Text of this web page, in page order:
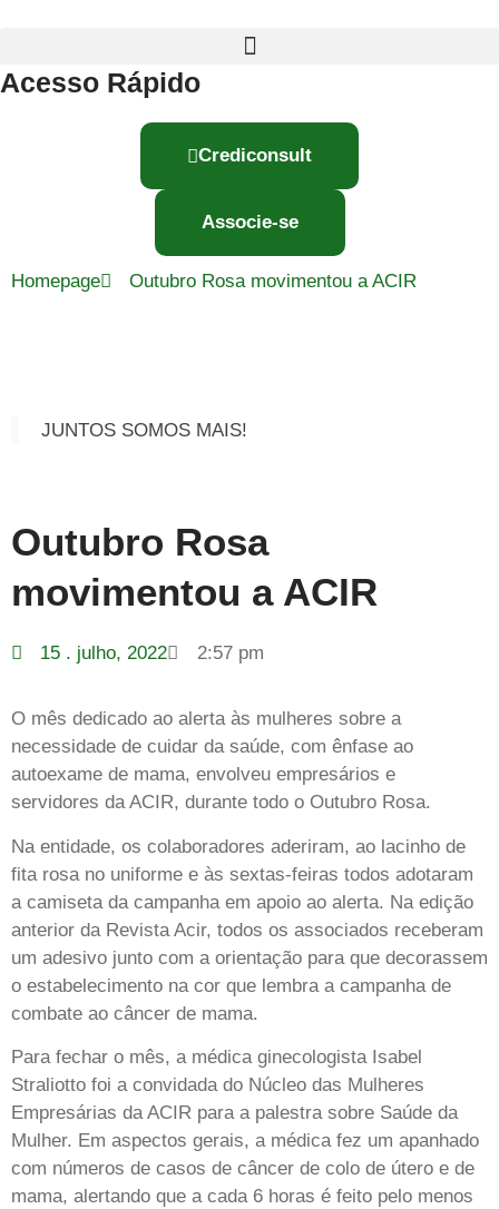
Acesso Rápido
Crediconsult
Associe-se
Homepage Outubro Rosa movimentou a ACIR
JUNTOS SOMOS MAIS!
Outubro Rosa
movimentou a ACIR
15 . julho, 2022 2:57 pm
O mês dedicado ao alerta às mulheres sobre a
necessidade de cuidar da saúde, com ênfase ao
autoexame de mama, envolveu empresários e
servidores da ACIR, durante todo o Outubro Rosa.
Na entidade, os colaboradores aderiram, ao lacinho de
fita rosa no uniforme e às sextas-feiras todos adotaram
a camiseta da campanha em apoio ao alerta. Na edição
anterior da Revista Acir, todos os associados receberam
um adesivo junto com a orientação para que decorassem
o estabelecimento na cor que lembra a campanha de
combate ao câncer de mama.
Para fechar o mês, a médica ginecologista Isabel
Straliotto foi a convidada do Núcleo das Mulheres
Empresárias da ACIR para a palestra sobre Saúde da
Mulher. Em aspectos gerais, a médica fez um apanhado
com números de casos de câncer de colo de útero e de
mama, alertando que a cada 6 horas é feito pelo menos